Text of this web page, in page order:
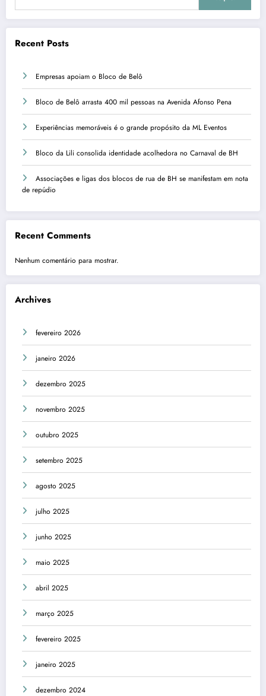
Recent Posts
Empresas apoiam o Bloco de Belô
Bloco de Belô arrasta 400 mil pessoas na Avenida Afonso Pena
Experiências memoráveis é o grande propósito da ML Eventos
Bloco da Lili consolida identidade acolhedora no Carnaval de BH
Associações e ligas dos blocos de rua de BH se manifestam em nota
de repúdio
Recent Comments
Nenhum comentário para mostrar.
Archives
fevereiro 2026
janeiro 2026
dezembro 2025
novembro 2025
outubro 2025
setembro 2025
agosto 2025
julho 2025
junho 2025
maio 2025
abril 2025
março 2025
fevereiro 2025
janeiro 2025
dezembro 2024